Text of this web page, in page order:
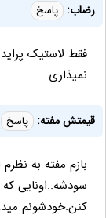
رضاب: پاسخ
فقط لاستیک
نمیذاری
قیمتش مفته: پاسخ
سودشه..اونایی